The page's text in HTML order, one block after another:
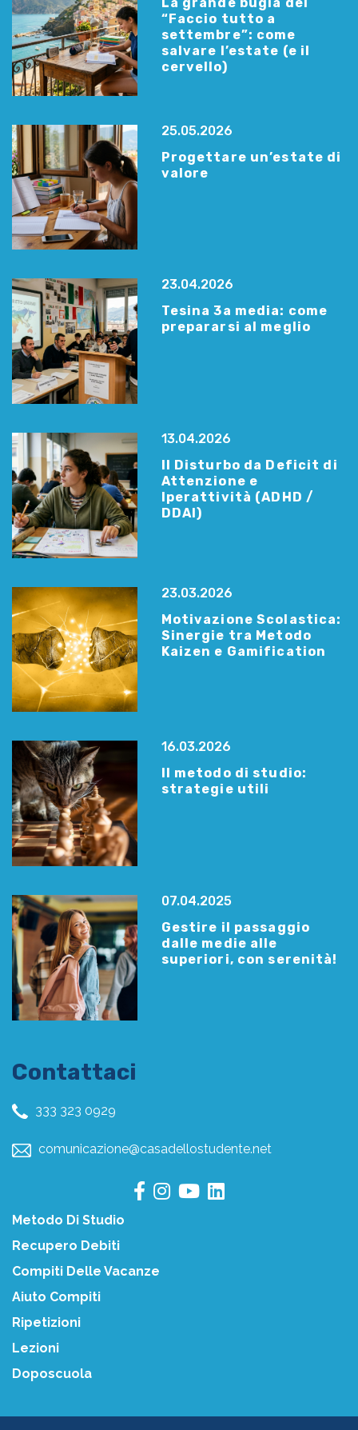
“Faccio tutto a
settembre”: come
salvare l’estate (e il
cervello)
25.05.2026
Progettare un’estate di
valore
23.04.2026
Tesina 3a media: come
prepararsi al meglio
13.04.2026
Il Disturbo da Deficit di
Attenzione e
Iperattività (ADHD /
DDAI)
23.03.2026
Motivazione Scolastica:
Sinergie tra Metodo
Kaizen e Gamification
16.03.2026
Il metodo di studio:
strategie utili
07.04.2025
Gestire il passaggio
dalle medie alle
superiori, con serenità!
Contattaci
333 323 0929
comunicazione@casadellostudente.net
Metodo Di Studio
Recupero Debiti
Compiti Delle Vacanze
Aiuto Compiti
Ripetizioni
Lezioni
Doposcuola